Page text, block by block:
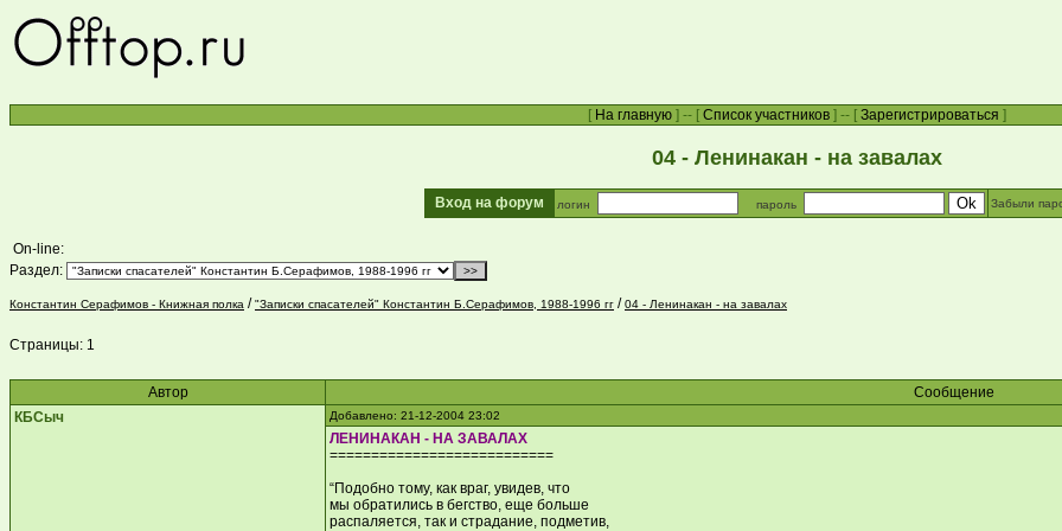
[ На главную] -- [ Список участников] -- [ Зарегистрироваться ]
04 - Ленинакан - на завалах
Вход на форум логин пароль Забыли
On-line:
Раздел:
Константин Серафимов - Книжная полка /"Записки спасателей" Константин Б.Серафимов, 1988-1996 гг /04 - Ленинакан - на завалах
Страницы: 1
Автор
Сообщение
КБСыч
Добавлено: 21-12-2004 23:02
ЛЕНИНАКАН - НА ЗАВАЛАХ
===========================
“Подобно тому, как враг, увидев, что
мы обратились в бегство, еще больше
распаляется, так и страдание, подметив,